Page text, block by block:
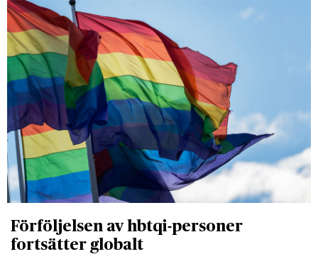
Förföljelsen av hbtqi-personer
fortsätter globalt